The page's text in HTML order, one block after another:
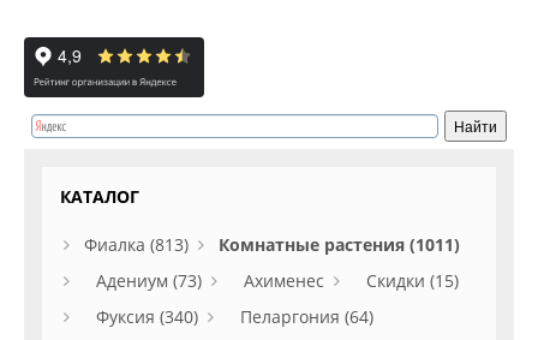
КАТАЛОГ
Фиалка (813)
Комнатные растения (1011)
Адениум (73)
Ахименес
Скидки (15)
Фуксия (340)
Пеларгония (64)